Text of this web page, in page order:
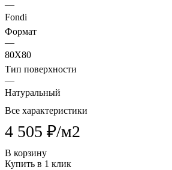
—
Fondi
Формат
—
80X80
Тип поверхности
—
Натуральный
Все характеристики
4 505 ₽/м2
В корзину
Купить в 1 клик